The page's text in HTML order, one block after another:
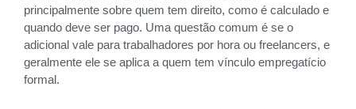
principalmente sobre quem tem direito, como é calculado e
quando deve ser pago. Uma questão comum é se o
adicional vale para trabalhadores por hora ou freelancers, e
geralmente ele se aplica a quem tem vínculo empregatício
formal.